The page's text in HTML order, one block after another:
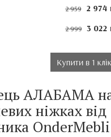
2 959 2 974
2 999 3 022
Купити в 1 клік
АЛАБАМА
ніжках від
OnderMebli